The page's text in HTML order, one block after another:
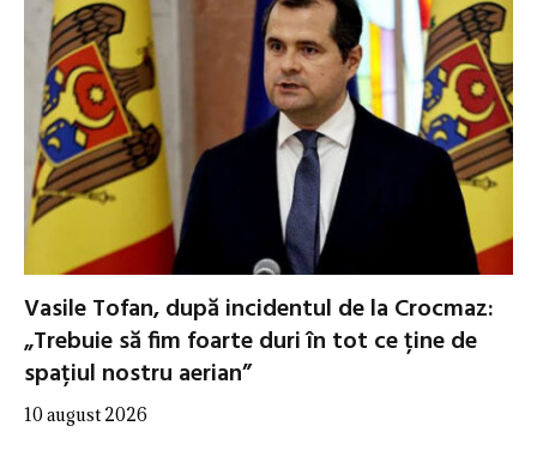
Vasile Tofan, după incidentul de la Crocmaz:
„Trebuie să fim foarte duri în tot ce ține de
spațiul nostru aerian”
10 august 2026